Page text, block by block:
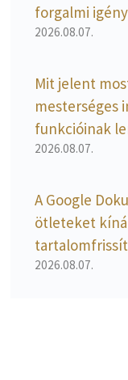
forgalmi
2026.08.07.
Mit jelent
mesterséges
funkcióinak
2026.08.07.
A Google
ötleteket
2026.08.07.